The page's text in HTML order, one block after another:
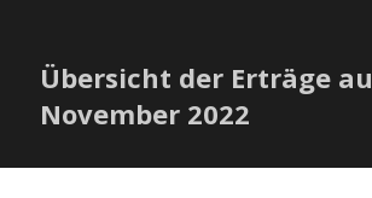
a
c
Übersicht der Erträge
November 2022